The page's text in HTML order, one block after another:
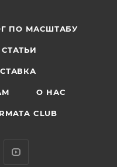
ПО МАСШТАБУ
СТАТЬИ
О НАС
CLUB